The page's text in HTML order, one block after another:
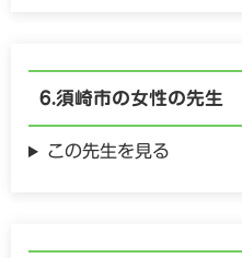
須崎市の女性の先生
この先生を見る